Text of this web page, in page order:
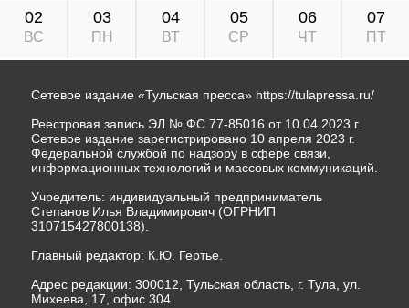
02
ВС
03
ПН
04
ВТ
05
СР
06
ЧТ
07
ПТ
Сетевое издание «Тульская пресса» https://tulapressa.ru/
Реестровая запись ЭЛ № ФС 77-85016 от 10.04.2023 г.
Сетевое издание зарегистрировано 10 апреля 2023 г.
Федеральной службой по надзору в сфере связи,
информационных технологий и массовых коммуникаций.
Учредитель: индивидуальный предприниматель
Степанов Илья Владимирович (ОГРНИП
310715427800138).
Главный редактор: К.Ю. Гертье.
Адрес редакции: 300012, Тульская область, г. Тула, ул.
Михеева, 17, офис 304.